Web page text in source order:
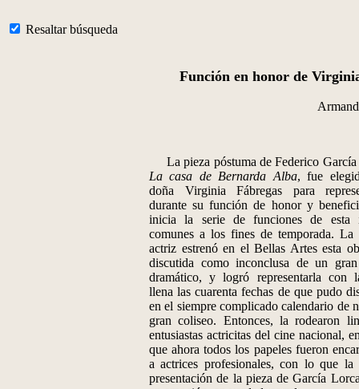
Resaltar búsqueda
Función en honor de
La pieza póstuma de Federico García
La casa de Bernarda Alba, fue
doña Virginia Fábregas para
durante su función de honor y
inicia la serie de funciones de esta
comunes a los fines de temporada. La
actriz estrenó en el Bellas Artes esta
discutida como inconclusa de un
dramático, y logró representarla con
llena las cuarenta fechas de que pudo
en el siempre complicado calendario de
gran coliseo. Entonces, la rodearon
entusiastas actricitas del cine nacional,
que ahora todos los papeles fueron
a actrices profesionales, con lo que la
presentación de la pieza de García